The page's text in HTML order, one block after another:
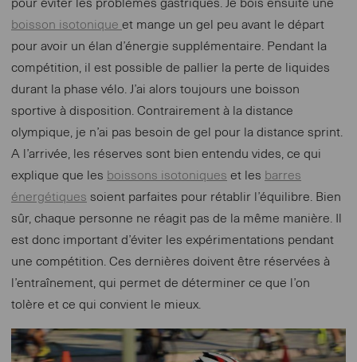
pour éviter les problèmes gastriques. Je bois ensuite une
boisson isotonique et mange un gel peu avant le départ
pour avoir un élan d’énergie supplémentaire. Pendant la
compétition, il est possible de pallier la perte de liquides
durant la phase vélo. J’ai alors toujours une boisson
sportive à disposition. Contrairement à la distance
olympique, je n’ai pas besoin de gel pour la distance sprint.
A l’arrivée, les réserves sont bien entendu vides, ce qui
explique que les boissons isotoniques et les barres
énergétiques soient parfaites pour rétablir l’équilibre. Bien
sûr, chaque personne ne réagit pas de la même manière. Il
est donc important d’éviter les expérimentations pendant
une compétition. Ces dernières doivent être réservées à
l’entraînement, qui permet de déterminer ce que l’on
tolère et ce qui convient le mieux.